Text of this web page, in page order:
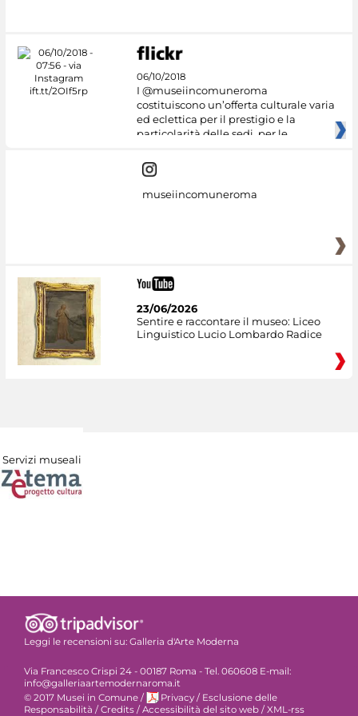
06/10/2018
I @museiincomuneroma
costituiscono un’offerta culturale varia
ed eclettica per il prestigio e la
particolarità delle sedi, per le
museiincomuneroma
23/06/2026
Sentire e raccontare il museo: Liceo
Linguistico Lucio Lombardo Radice
Servizi museali
Leggi le recensioni su: Galleria d'Arte Moderna
Via Francesco Crispi 24 - 00187 Roma - Tel. 060608 E-mail:
info@galleriaartemodernaroma.it
© 2017 Musei in Comune / Privacy / Esclusione delle
Responsabilità / Credits / Accessibilità del sito web / XML-rss